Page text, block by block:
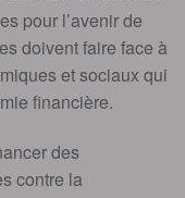
pour l’avenir de
doivent faire face à
et sociaux qui
financière.
des
contre la